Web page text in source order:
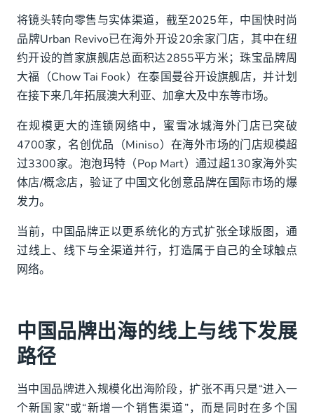
全渠道+AI，承接出海品牌的全球连接互动需求
将镜头转向零售与实体渠道，截至2025年，中国快时尚
品牌Urban Revivo已在海外开设20余家门店，其中在纽
约开设的首家旗舰店总面积达2855平方米；珠宝品牌周
大福（Chow Tai Fook）在泰国曼谷开设旗舰店，并计划
在接下来几年拓展澳大利亚、加拿大及中东等市场。
在规模更大的连锁网络中，蜜雪冰城海外门店已突破
4700家，名创优品（Miniso）在海外市场的门店规模超
过3300家。泡泡玛特（Pop Mart）通过超130家海外实
体店/概念店，验证了中国文化创意品牌在国际市场的爆
发力。
当前，中国品牌正以更系统化的方式扩张全球版图，通
过线上、线下与全渠道并行，打造属于自己的全球触点
网络。
中国品牌出海的线上与线下发展
路径
当中国品牌进入规模化出海阶段，扩张不再只是“进入一
个新国家”或“新增一个销售渠道”，而是同时在多个国